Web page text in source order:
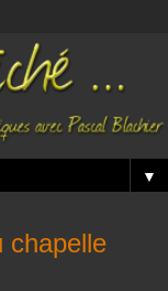
▼
chapelle